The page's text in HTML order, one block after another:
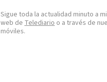
Sigue toda la actualidad minuto a
web de Telediario o a través de
móviles.